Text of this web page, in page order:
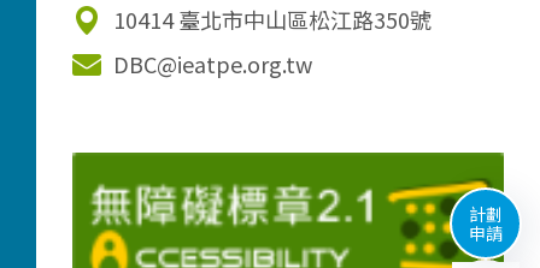
計劃
申請
10414 臺北市中山區松江路350號
DBC@ieatpe.org.tw